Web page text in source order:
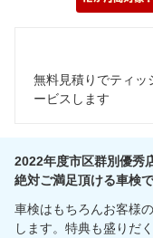
無料見積りでティッ
ービスします
2022年度市区群別優秀
絶対ご満足頂ける車検で
車検はもちろんお客様
します。特典も盛りだ